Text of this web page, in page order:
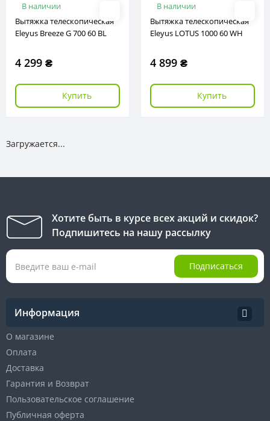
В наличии
Вытяжка телескопическая
Eleyus Breeze G 700 60 BL
4 299 ₴
Купить
В наличии
Вытяжка телескопическая
Eleyus LOTUS 1000 60 WH
4 899 ₴
Купить
Загружается...
Хотите быть в курсе всех акций и скидок?
Подпишитесь на нашу рассылку
Подписаться
Информация
О магазине
Оплата
Доставка
Гарантия и Возврат
Пользовательское соглашение
Публичная оферта